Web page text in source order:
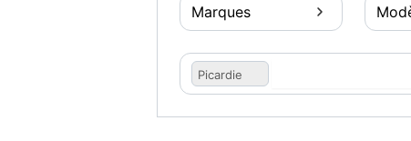
Marques
Picardie